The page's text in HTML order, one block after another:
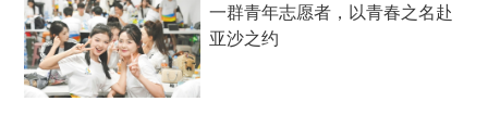
一群青年志愿者，以青春之名赴
亚沙之约